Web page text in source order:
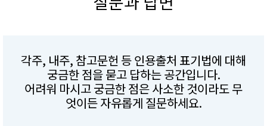
각주, 내주, 참고문헌 등 인용출처 표기법에 대해
궁금한 점을 묻고 답하는 공간입니다.
어려워 마시고 궁금한 점은 사소한 것이라도 무
엇이든 자유롭게 질문하세요.